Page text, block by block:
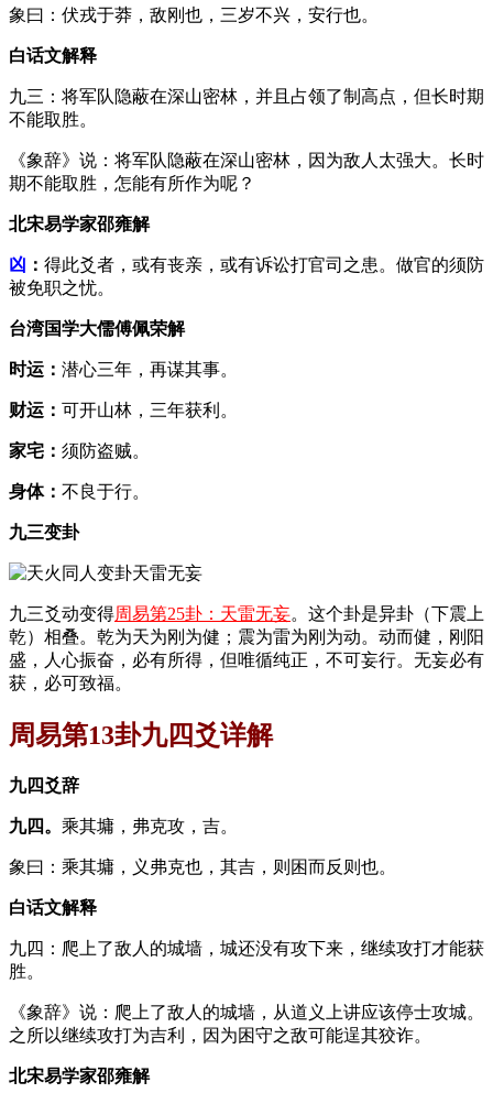
象曰：伏戎于莽，敌刚也，三岁不兴，安行也。
白话文解释
九三：将军队隐蔽在深山密林，并且占领了制高点，但长时期
不能取胜。
《象辞》说：将军队隐蔽在深山密林，因为敌人太强大。长时
期不能取胜，怎能有所作为呢？
北宋易学家邵雍解
凶 ： 得此爻者，或有丧亲，或有诉讼打官司之患。做官的须防
被免职之忧。
台湾国学大儒傅佩荣解
时运： 潜心三年，再谋其事。
财运： 可开山林，三年获利。
家宅： 须防盗贼。
身体： 不良于行。
九三变卦
九三爻动变得周易第25卦：天雷无妄。这个卦是异卦（下震上
乾）相叠。乾为天为刚为健；震为雷为刚为动。动而健，刚阳
盛，人心振奋，必有所得，但唯循纯正，不可妄行。无妄必有
获，必可致福。
周易第13卦九四爻详解
九四爻辞
九四。 乘其墉，弗克攻，吉。
象曰：乘其墉，义弗克也，其吉，则困而反则也。
白话文解释
九四：爬上了敌人的城墙，城还没有攻下来，继续攻打才能获
胜。
《象辞》说：爬上了敌人的城墙，从道义上讲应该停士攻城。
之所以继续攻打为吉利，因为困守之敌可能逞其狡诈。
北宋易学家邵雍解